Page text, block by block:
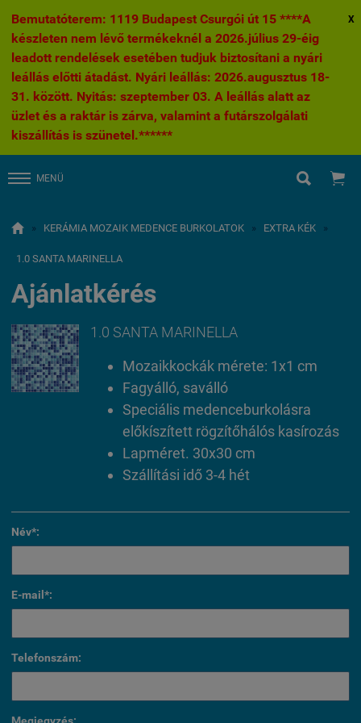
Bemutatóterem: 1119 Budapest Csurgói út 15 ****A
készleten nem lévő termékeknél a 2026.július 29-éig
leadott rendelések esetében tudjuk biztosítani a nyári
leállás előtti átadást. Nyári leállás: 2026.augusztus 18-
31. között. Nyitás: szeptember 03. A leállás alatt az
üzlet és a raktár is zárva, valamint a futárszolgálati
kiszállítás is szünetel.******
X
MENÜ  
 » KERÁMIA MOZAIK MEDENCE BURKOLATOK » EXTRA KÉK »
1.0 SANTA MARINELLA
Ajánlatkérés
1.0 SANTA MARINELLA
Mozaikkockák mérete: 1x1 cm
Fagyálló, saválló
Speciális medenceburkolásra
előkíszített rögzítőhálós kasírozás
Lapméret. 30x30 cm
Szállítási idő 3-4 hét
Név*:
E-mail*:
Telefonszám: